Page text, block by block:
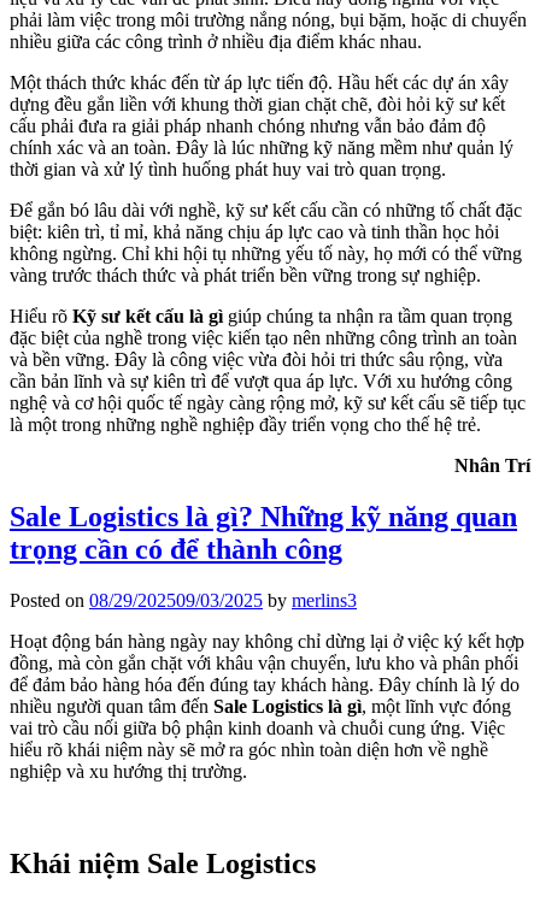
phải làm việc trong môi trường nắng nóng, bụi bặm, hoặc di chuyển
nhiều giữa các công trình ở nhiều địa điểm khác nhau.
Một thách thức khác đến từ áp lực tiến độ. Hầu hết các dự án xây
dựng đều gắn liền với khung thời gian chặt chẽ, đòi hỏi kỹ sư kết
cấu phải đưa ra giải pháp nhanh chóng nhưng vẫn bảo đảm độ
chính xác và an toàn. Đây là lúc những kỹ năng mềm như quản lý
thời gian và xử lý tình huống phát huy vai trò quan trọng.
Để gắn bó lâu dài với nghề, kỹ sư kết cấu cần có những tố chất đặc
biệt: kiên trì, tỉ mỉ, khả năng chịu áp lực cao và tinh thần học hỏi
không ngừng. Chỉ khi hội tụ những yếu tố này, họ mới có thể vững
vàng trước thách thức và phát triển bền vững trong sự nghiệp.
Hiểu rõ Kỹ sư kết cấu là gì giúp chúng ta nhận ra tầm quan trọng
đặc biệt của nghề trong việc kiến tạo nên những công trình an toàn
và bền vững. Đây là công việc vừa đòi hỏi tri thức sâu rộng, vừa
cần bản lĩnh và sự kiên trì để vượt qua áp lực. Với xu hướng công
nghệ và cơ hội quốc tế ngày càng rộng mở, kỹ sư kết cấu sẽ tiếp tục
là một trong những nghề nghiệp đầy triển vọng cho thế hệ trẻ.
Nhân Trí
Sale Logistics là gì? Những kỹ năng quan
trọng cần có để thành công
Posted on 08/29/202509/03/2025 by merlins3
Hoạt động bán hàng ngày nay không chỉ dừng lại ở việc ký kết hợp
đồng, mà còn gắn chặt với khâu vận chuyển, lưu kho và phân phối
để đảm bảo hàng hóa đến đúng tay khách hàng. Đây chính là lý do
nhiều người quan tâm đến Sale Logistics là gì, một lĩnh vực đóng
vai trò cầu nối giữa bộ phận kinh doanh và chuỗi cung ứng. Việc
hiểu rõ khái niệm này sẽ mở ra góc nhìn toàn diện hơn về nghề
nghiệp và xu hướng thị trường.
Khái niệm Sale Logistics